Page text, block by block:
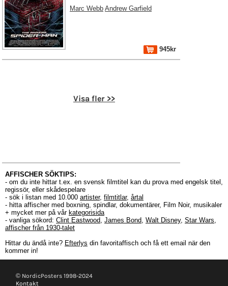
Marc Webb Andrew Garfield
945kr
Visa fler >>
AFFISCHER SÖKTIPS:
- om du inte hittar t.ex. en svensk filmtitel kan du prova med engelsk titel,
regissör, eller skådespelare
- sök i listan med 10.000 artister, filmtitlar, årtal
- hitta affischer med boxning, spindlar, dokumentärer, Film Noir, musikaler
+ mycket mer på vår kategorisida
- vanliga sökord: Clint Eastwood, James Bond, Walt Disney, Star Wars,
affischer från 1930-talet
Hittar du ändå inte? Efterlys din favoritaffisch och få ett email när den
kommer in!
© NordicPosters 1998-2024
Kontakt